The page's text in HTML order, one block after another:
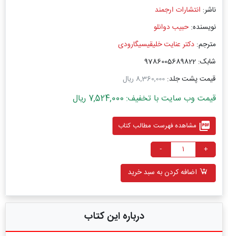
ناشر: انتشارات ارجمند
نویسنده: حبیب دوانلو
مترجم: دکتر عنایت خلیقیسیگارودی
شابک: 9786005689822
قیمت پشت جلد: 8,360,000 ریال
قیمت وب سایت با تخفیف: 7,524,000 ریال
picture_as_pdf مشاهده فهرست مطالب کتاب
+
-
اضافه کردن به سبد خرید
درباره این کتاب